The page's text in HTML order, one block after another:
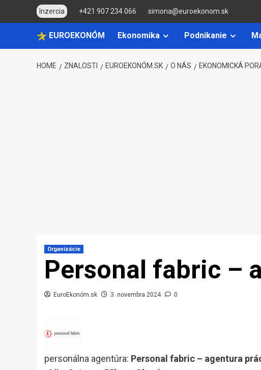
Inzercia +421 907 234 066 simona@euroekonom.sk
EUROEKONÓM Ekonomika Podnikanie
HOME ZNALOSTI EUROEKONÓM.SK O NÁS EKONOMICKÁ
Organizácie
Personal fabric –
EuroEkonóm.sk 3. novembra 2024 0
personálna agentúra: Personal fabric – agentura